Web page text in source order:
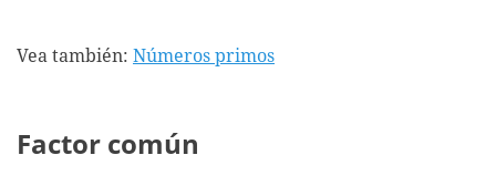
Vea también: Números primos
Factor común